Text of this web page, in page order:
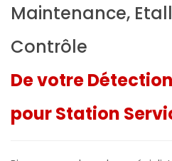
Maintenance,
Contrôle
De votre
pour Station